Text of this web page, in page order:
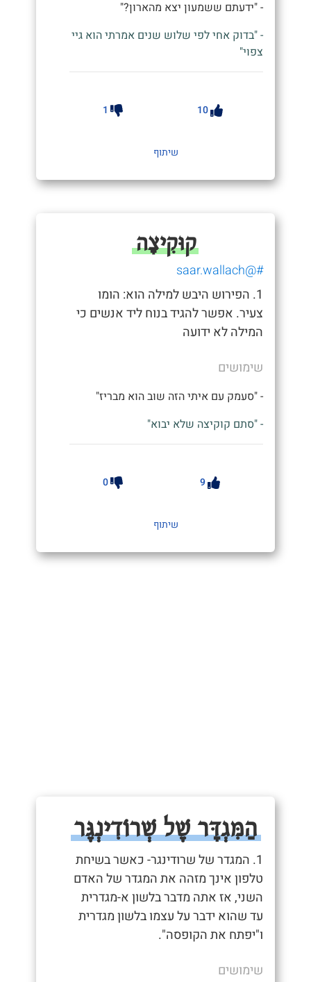
- "ידעתם ששמעון יצא מהארון?"
- "בדוק אחי לפי שלוש שנים אמרתי הוא גיי
צפוי"
10
1
שיתוף
קוּקִיצָה
#@saar.wallach
1. הפירוש היבש למילה הוא: הומו
צעיר. אפשר להגיד בנוח ליד אנשים כי
המילה לא ידועה
שימושים
- "סעמק עם איתי הזה שוב הוא מבריז"
- "סתם קוקיצה שלא יבוא"
9
0
שיתוף
הַמִּגְדָּר שֶׁל שְׁרוֹדִינְגֶּר
1. המגדר של שרודינגר- כאשר בשיחת
טלפון אינך מזהה את המגדר של האדם
השני, אז אתה מדבר בלשון א-מגדרית
עד שהוא ידבר על עצמו בלשון מגדרית
ו"יפתח את הקופסה".
שימושים